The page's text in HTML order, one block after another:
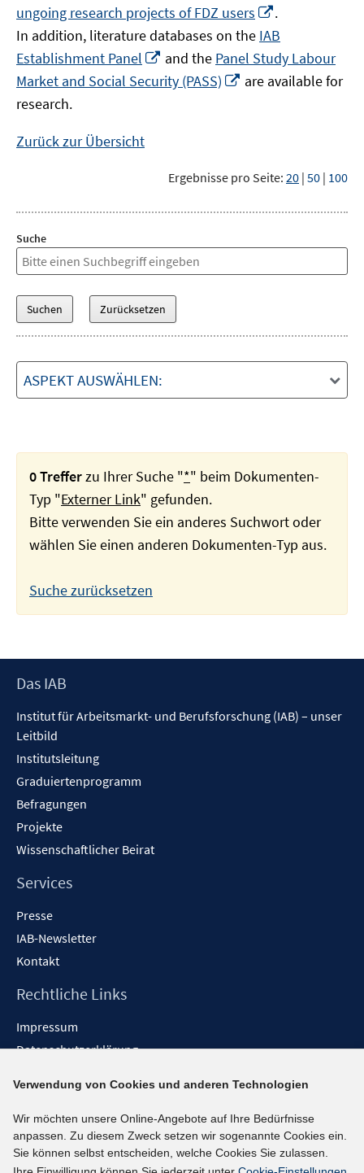
ungoing research projects of FDZ users
neuem
Fenster
öffnen
.
In addition, literature databases on the IAB
Establishment Panel
In
neuem
Fenster
and the Panel Study Labour
Market and Social Security (PASS)
In
are available for
research.
Zurück zur Übersicht
Ergebnisse pro Seite: 20 | 50 | 100
Suche
ASPEKT AUSWÄHLEN:
0 Trefferzu Ihrer Suche "*" beim Dokumenten-
Typ "Externer Link" gefunden.
Bitte verwenden Sie ein anderes Suchwort oder
wählen Sie einen anderen Dokumenten-Typ aus.
Suche zurücksetzen
Footer
Das IAB
Institut für Arbeitsmarkt- und Berufsforschung (IAB) – unser
Leitbild
Institutsleitung
Graduiertenprogramm
Befragungen
Projekte
Wissenschaftlicher Beirat
Services
Presse
IAB-Newsletter
Kontakt
Rechtliche Links
Impressum
Datenschutzerklärung
Barrieren melden
Social-Media-Kanäle
BlueSky
Verwendung von Cookies und anderen Technologien
Wir möchten unsere Online-Angebote auf Ihre Bedürfnisse
anpassen. Zu diesem Zweck setzen wir sogenannte Cookies ein.
Sie können selbst entscheiden, welche Cookies Sie zulassen.